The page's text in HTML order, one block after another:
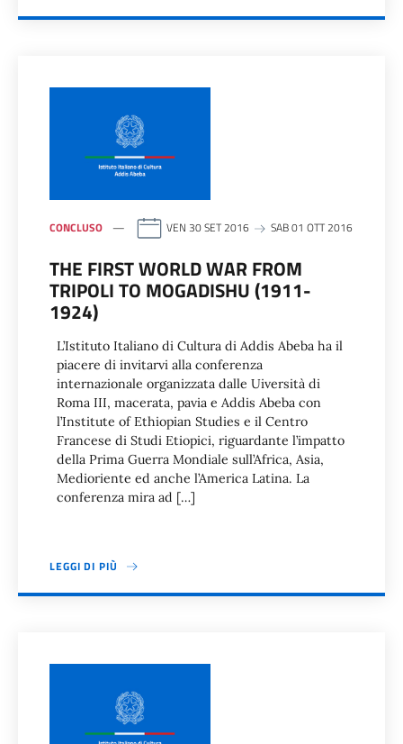
CONCLUSO VEN 30 SET 2016 SAB 01 OTT 2016
THE FIRST WORLD WAR FROM
TRIPOLI TO MOGADISHU (1911-
1924)
L’Istituto Italiano di Cultura di Addis Abeba ha il
piacere di invitarvi alla conferenza
internazionale organizzata dalle Uiversità di
Roma III, macerata, pavia e Addis Abeba con
l’Institute of Ethiopian Studies e il Centro
Francese di Studi Etiopici, riguardante l’impatto
della Prima Guerra Mondiale sull’Africa, Asia,
Medioriente ed anche l’America Latina. La
conferenza mira ad […]
LEGGI DI PIÙ